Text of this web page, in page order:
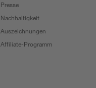
Presse
Nachhaltigkeit
Auszeichnungen
Affiliate-Programm